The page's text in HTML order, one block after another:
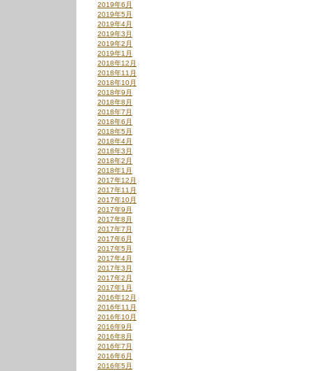
2019年6月
2019年5月
2019年4月
2019年3月
2019年2月
2019年1月
2018年12月
2018年11月
2018年10月
2018年9月
2018年8月
2018年7月
2018年6月
2018年5月
2018年4月
2018年3月
2018年2月
2018年1月
2017年12月
2017年11月
2017年10月
2017年9月
2017年8月
2017年7月
2017年6月
2017年5月
2017年4月
2017年3月
2017年2月
2017年1月
2016年12月
2016年11月
2016年10月
2016年9月
2016年8月
2016年7月
2016年6月
2016年5月